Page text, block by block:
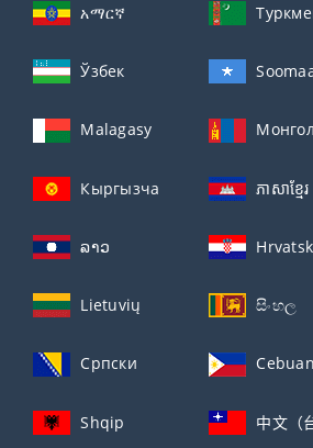
አማርኛ
Ўзбек
Malagasy Монгол
Кыргызча ភាសាខ្មែរ
ລາວ
Lietuvių සිංහල
Српски
Shqip 中文（